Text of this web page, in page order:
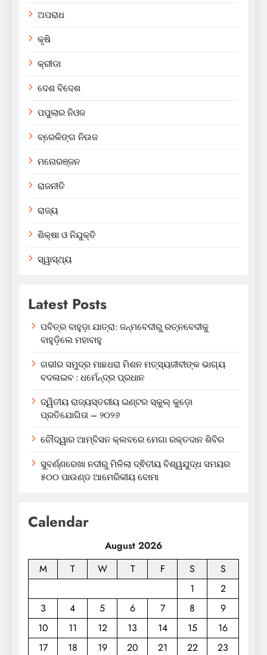
ଅପରାଧ
କୃଷି
କ୍ରୀଡା
ଦେଶ ବିଦେଶ
ପପୁଲାର ନିଓଜ
ବ୍ରେକିଙ୍ଗ ନିଉଜ
ମନୋରଞ୍ଜନ
ରାଜନୀତି
ରାଜ୍ୟ
ଶିକ୍ଷା ଓ ନିଯୁକ୍ତି
ସ୍ୱାସ୍ଥ୍ୟ
Latest Posts
ପବିତ୍ର ବାହୁଡ଼ା ଯାତ୍ରା: ଜନ୍ମବେଦୀରୁ ରତ୍ନବେଦୀକୁ
ବାହୁଡ଼ିଲେ ମହାବାହୁ
ଗଭୀର ସମୁଦ୍ର ମାଛଧରା ମିଶନ ମତ୍ସ୍ୟଜୀବୀଙ୍କ ଭାଗ୍ୟ
ବଦଳାଇବ : ଧର୍ମେନ୍ଦ୍ର ପ୍ରଧାନ
ଦ୍ୱିତୀୟ ରାଜ୍ୟସ୍ତରୀୟ ଇଣ୍ଟର ସ୍କୁଲ୍ କୁଡ଼ୋ
ପ୍ରତିଯୋଗିତା – ୨୦୨୬
ଚୌଦ୍ୱାର ଆମ୍ବିସନ କ୍ଲବରେ ମେଗା ରକ୍ତଦାନ ଶିବିର
ସୁବର୍ଣ୍ଣରେଖା ନଦୀରୁ ମିଳିଲା ଦ୍ଵିତୀୟ ବିଶ୍ୱଯୁଦ୍ଧ ସମୟର
୫୦୦ ପାଉଣ୍ଡ ଆମେରିକୀୟ ବୋମା
Calendar
August 2026
M
T W T F S
S
1
2
3
4 5 6 7 8
9
10
11 12 13 14 15
16
17
18 19 20 21 22 23